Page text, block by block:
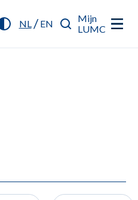
NL/ EN
Mijn
LUMC